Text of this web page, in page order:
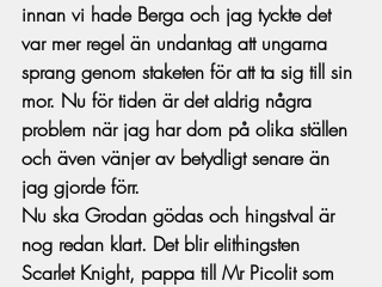
innan vi hade Berga och jag tyckte det
var mer regel än undantag att ungarna
sprang genom staketen för att ta sig till sin
mor. Nu för tiden är det aldrig några
problem när jag har dom på olika ställen
och även vänjer av betydligt senare än
jag gjorde förr.
Nu ska Grodan gödas och hingstval är
nog redan klart. Det blir elithingsten
Scarlet Knight, pappa till Mr Picolit som